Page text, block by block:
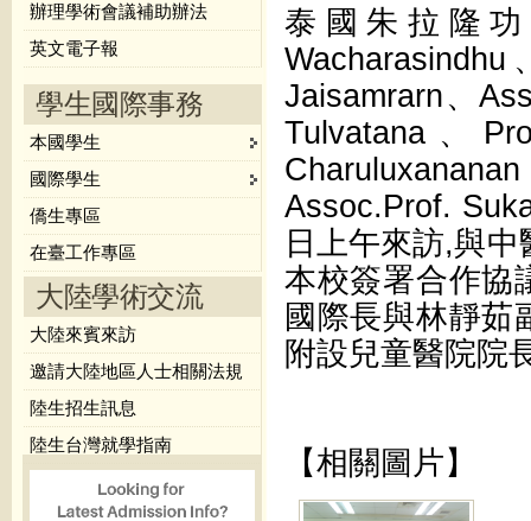
泰國朱拉隆功
Jaisamrarn、
Tulvatana、
Assoc.Prof.
日上午來訪,與
本校簽署合作協
國際長與林靜茹
附設兒童醫院院
【相關圖片】
辦理學術會議補助辦法
英文電子報
學生國際事務
本國學生
國際學生
僑生專區
在臺工作專區
大陸學術交流
大陸來賓來訪
邀請大陸地區人士相關法規
陸生招生訊息
陸生台灣就學指南